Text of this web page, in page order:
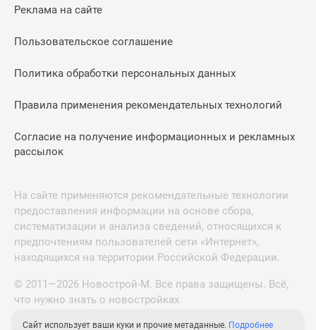
ипотека
Коттеджные
Москве
Готовые
поселки
Строящиеся
коттеджные
поселки
Коттеджные
поселки
Реклама на сайте
Пользовательское соглашение
Политика обработки персональных данных
Правила применения рекомендательных технологий
Согласие на получение информационных и рекламных
рассылок
На сайте применяются рекомендательные технологии
предоставления информации на основе сбора,
систематизации и анализа сведений, относящихся к
предпочтениям пользователей сети «Интернет»,
находящихся на территории Российской Федерации.
© 2011—2026 Новострой-М. Все права защищены. Всё,
что нужно знать о новостройках
Сайт использует ваши куки и прочие метаданные. Подробнее